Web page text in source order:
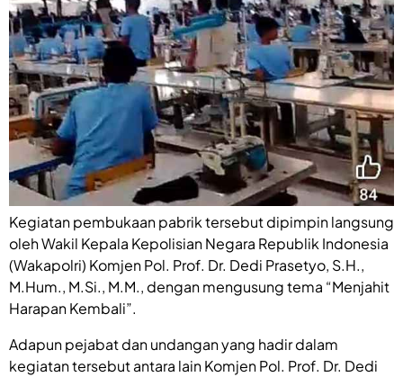
Kegiatan pembukaan pabrik tersebut dipimpin langsung
oleh Wakil Kepala Kepolisian Negara Republik Indonesia
(Wakapolri) Komjen Pol. Prof. Dr. Dedi Prasetyo, S.H.,
M.Hum., M.Si., M.M., dengan mengusung tema “Menjahit
Harapan Kembali”.
‎Adapun pejabat dan undangan yang hadir dalam
kegiatan tersebut antara lain Komjen Pol. Prof. Dr. Dedi